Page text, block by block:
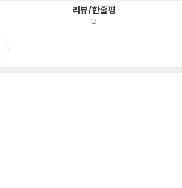
리뷰/한줄평
2